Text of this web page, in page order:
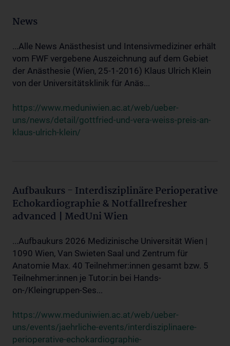
News
...Alle News Anästhesist und Intensivmediziner erhält
vom FWF vergebene Auszeichnung auf dem Gebiet
der Anästhesie (Wien, 25-1-2016) Klaus Ulrich Klein
von der Universitätsklinik für Anäs...
https://www.meduniwien.ac.at/web/ueber-
uns/news/detail/gottfried-und-vera-weiss-preis-an-
klaus-ulrich-klein/
Aufbaukurs - Interdisziplinäre Perioperative
Echokardiographie & Notfallrefresher
advanced | MedUni Wien
...Aufbaukurs 2026 Medizinische Universität Wien |
1090 Wien, Van Swieten Saal und Zentrum für
Anatomie Max. 40 Teilnehmer:innen gesamt bzw. 5
Teilnehmer:innen je Tutor:in bei Hands-
on-/Kleingruppen-Ses...
https://www.meduniwien.ac.at/web/ueber-
uns/events/jaehrliche-events/interdisziplinaere-
perioperative-echokardiographie-